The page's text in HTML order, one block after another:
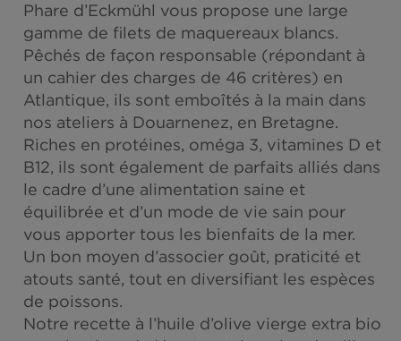
MAQUEREAUX
Avec ce poisson, vous avez tout bon !
Phare d’Eckmühl vous propose une large
gamme de filets de maquereaux blancs.
Pêchés de façon responsable (répondant
un cahier des charges de 46 critères) en
Atlantique, ils sont emboîtés à la main
nos ateliers à Douarnenez, en Bretagne.
Riches en protéines, oméga 3, vitamines
B12, ils sont également de parfaits alliés
le cadre d’une alimentation saine et
équilibrée et d’un mode de vie sain pour